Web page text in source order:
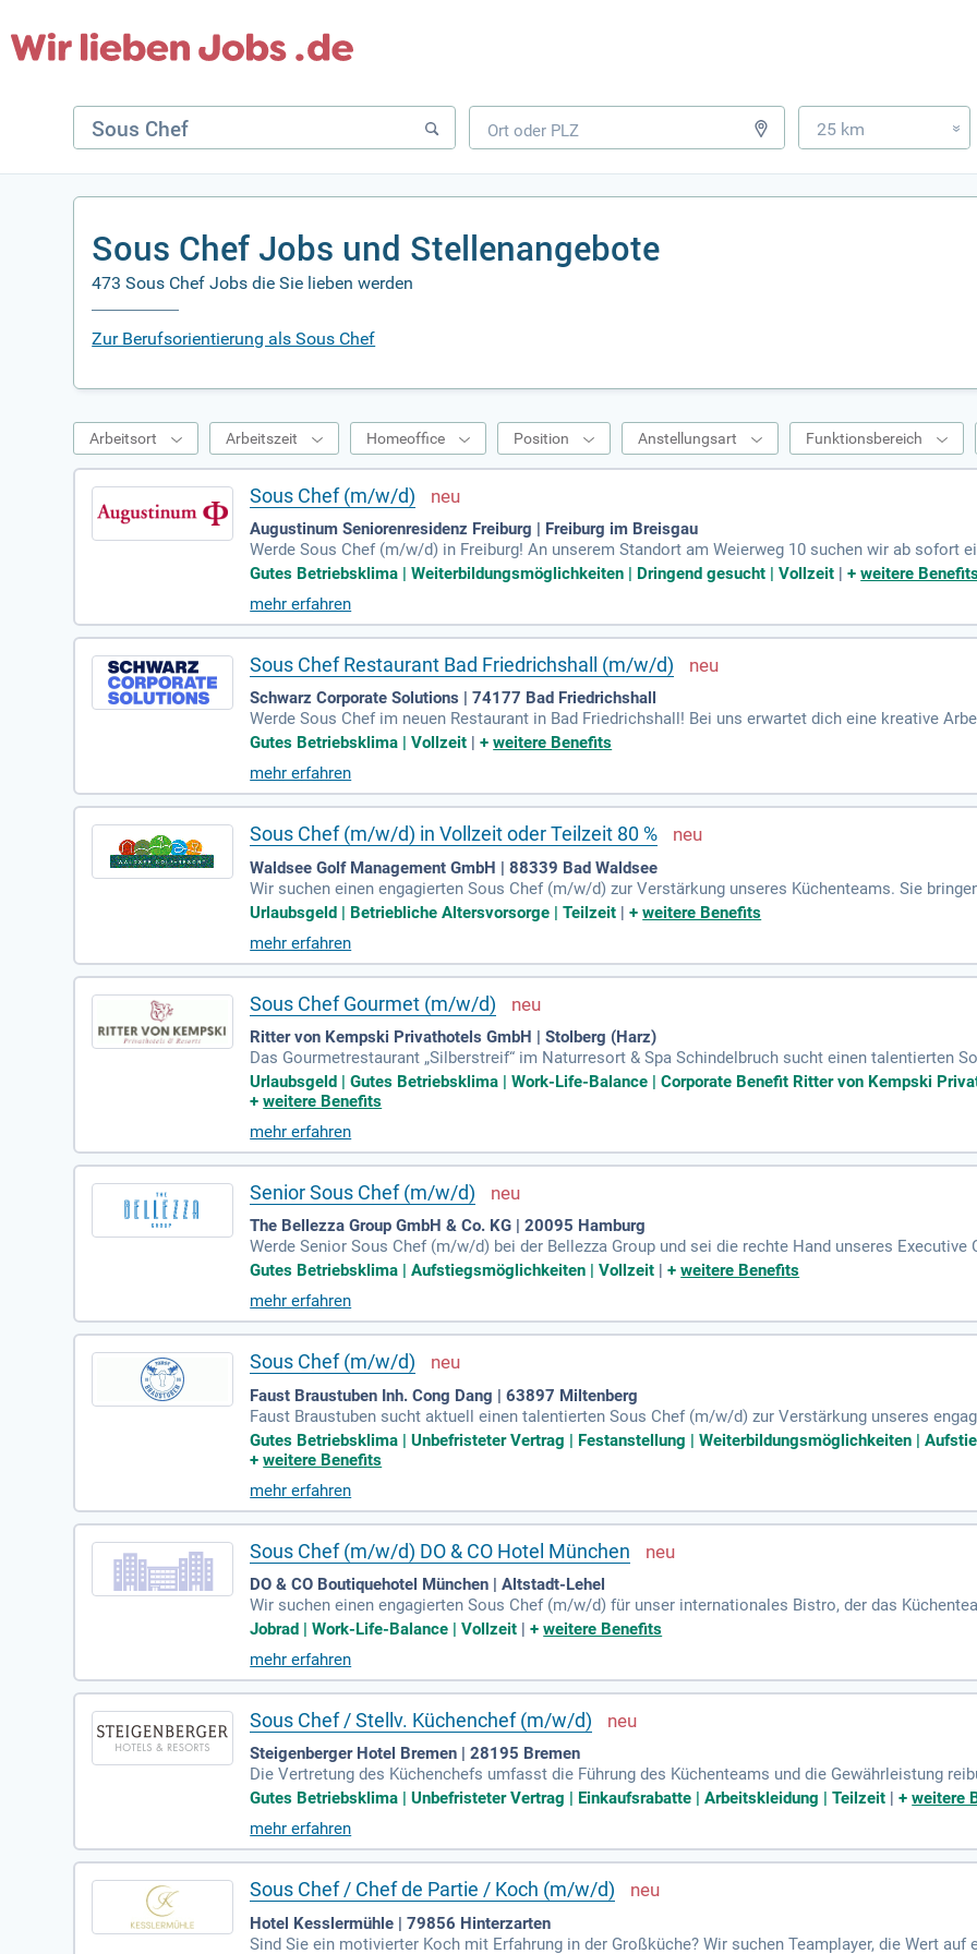
25 km »
Sous Chef Jobs und Stellenangebote
473 Sous Chef Jobs die Sie lieben werden
Zur Berufsorientierung als Sous Chef
Arbeitsort Arbeitszeit Homeoffice Position Anstellungsart Funktionsbereich
Sous Chef (m/w/d)
Augustinum Seniorenresidenz Freiburg | Freiburg im Breisgau
Werde Sous Chef (m/w/d) in Freiburg! An unserem Standort am Weierweg 10 suchen wir ab sofort
zeit (40 Std./Wo.). Deine Startlaufbahn beginnt mit einer attraktiven Eingruppierung nach AVR-Bayern
gemeinsam mit dem Küchenchef die Gesamtverantwortung für die Küchenorganisation. Du
ulation und führst ein engagiertes Küchenteam. Zudem bist du Ansprechpartner für die Gäste und
riften, insbesondere in Bezug auf HACCP und Arbeitssicherheit.
Gutes Betriebsklima | Weiterbildungsmöglichkeiten | Dringend gesucht | Vollzeit |+weitere
mehr erfahren
Sous Chef Restaurant Bad Friedrichshall (m/w/d)
Schwarz Corporate Solutions | 74177 Bad Friedrichshall
Werde Sous Chef im neuen Restaurant in Bad Friedrichshall! Bei uns erwartet dich eine kreative
attung. Unser #Team SCOS setzt auf frische, regionale Zutaten für eine ausgewogene Ernährung.
flich weiter. Bewirb dich jetzt und entdecke die kulinarischen Möglichkeiten, die auf dich warten –
en!
Gutes Betriebsklima | Vollzeit |+weitere Benefits
mehr erfahren
Sous Chef (m/w/d) in Vollzeit oder Teilzeit 80 %
Waldsee Golf Management GmbH | 88339 Bad Waldsee
Wir suchen einen engagierten Sous Chef (m/w/d) zur Verstärkung unseres Küchenteams. Sie
h/Köchin und mehrjährige Erfahrung in der Gastronomie mit. In dieser Position kochen Sie auf allen
um und planen Menüs. Sie beraten Gäste zu Speisen und Allergenen und sorgen für fachgerechte
und Ihr Wissen über Hygienevorschriften (HACCP) sind entscheidend für den Erfolg. Bewerben Sie
chen Küchenteams!
Urlaubsgeld | Betriebliche Altersvorsorge | Teilzeit |+weitere Benefits
mehr erfahren
Sous Chef Gourmet (m/w/d)
Ritter von Kempski Privathotels GmbH | Stolberg (Harz)
Das Gourmetrestaurant „Silberstreif“ im Naturresort & Spa Schindelbruch sucht einen talentierten
chenchef Eric Jadischke bietet unser elegantes Restaurant mit 18 Sitzplätzen eine exquisite
ale und internationale Einflüsse, um unvergessliche Geschmackserlebnisse zu schaffen. Eine
setzen und Ihre kreativen Ideen einzubringen. Bewerben Sie sich jetzt und werden Sie Teil unseres
Urlaubsgeld | Gutes Betriebsklima | Work-Life-Balance | Corporate Benefit Ritter von Kempski
+weitere Benefits
mehr erfahren
Senior Sous Chef (m/w/d)
The Bellezza Group GmbH & Co. KG | 20095 Hamburg
Werde Senior Sous Chef (m/w/d) bei der Bellezza Group und sei die rechte Hand unseres
des Arbeitsumfeld, in dem Teamgeist großgeschrieben wird. Du übernimmst die Verantwortung für
ähigkeiten weiterzuentwickeln und Erfolge zu feiern. Werde Teil unserer Familie und gestalte die
Gutes Betriebsklima | Aufstiegsmöglichkeiten | Vollzeit |+weitere Benefits
mehr erfahren
Sous Chef (m/w/d)
Faust Braustuben Inh. Cong Dang | 63897 Miltenberg
Faust Braustuben sucht aktuell einen talentierten Sous Chef (m/w/d) zur Verstärkung unseres
er traditionsreichen Gaststätte Deine Leidenschaft für gutes Essen und Bier auszuleben. In dieser
orgst für eine appetitliche Ausgabe. Zudem bist Du verantwortlich für die Warenbestellung, -
ewirb Dich jetzt!
Gutes Betriebsklima | Unbefristeter Vertrag | Festanstellung | Weiterbildungsmöglichkeiten |
+weitere Benefits
mehr erfahren
Sous Chef (m/w/d) DO & CO Hotel München
DO & CO Boutiquehotel München | Altstadt-Lehel
Wir suchen einen engagierten Sous Chef (m/w/d) für unser internationales Bistro, der das
en umfassen die Organisation, Führung und Kontrolle des à la Carte-Geschäfts sowie die Einhaltung
er. Sie verfügen über eine abgeschlossene Ausbildung als Koch und haben Erfahrung als Koch oder
hes Qualitätsbewusstsein zeichnen Sie aus. Werden Sie Teil unseres erfolgreichen Teams in
Jobrad | Work-Life-Balance | Vollzeit |+weitere Benefits
mehr erfahren
Sous Chef / Stellv. Küchenchef (m/w/d)
Steigenberger Hotel Bremen | 28195 Bremen
Die Vertretung des Küchenchefs umfasst die Führung des Küchenteams und die Gewährleistung
gehört die kreative Mitentwicklung saisonaler Speisen und Menüs, die dem gastronomischen
h in stressigen Situationen kühlen Kopf. Verantwortung für Warenbestellungen und die
eedbackkultur. Erfolgreich abgeschlossene Kochausbildung und sehr gute Deutschkenntnisse sind
Gutes Betriebsklima | Unbefristeter Vertrag | Einkaufsrabatte | Arbeitskleidung | Teilzeit |+weitere
mehr erfahren
Sous Chef / Chef de Partie / Koch (m/w/d)
Hotel Kesslermühle | 79856 Hinterzarten
Sind Sie ein motivierter Koch mit Erfahrung in der Großküche? Wir suchen Teamplayer, die Wert